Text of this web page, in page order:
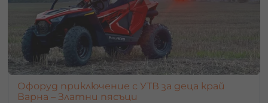
Офоруд приключение с УТВ за деца край
Варна – Златни пясъци